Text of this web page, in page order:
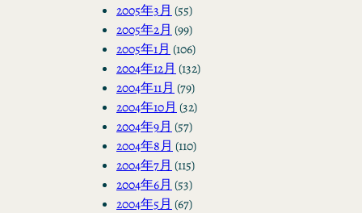
2005年3月 (55)
2005年2月 (99)
2005年1月 (106)
2004年12月 (132)
2004年11月 (79)
2004年10月 (32)
2004年9月 (57)
2004年8月 (110)
2004年7月 (115)
2004年6月 (53)
2004年5月 (67)